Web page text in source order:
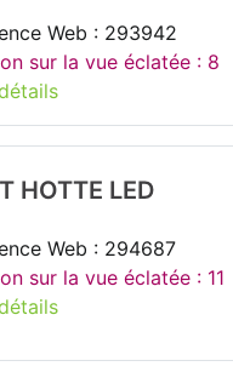
Web : 293942
sur la vue éclatée : 8
HOTTE LED
Web : 294687
sur la vue éclatée : 11